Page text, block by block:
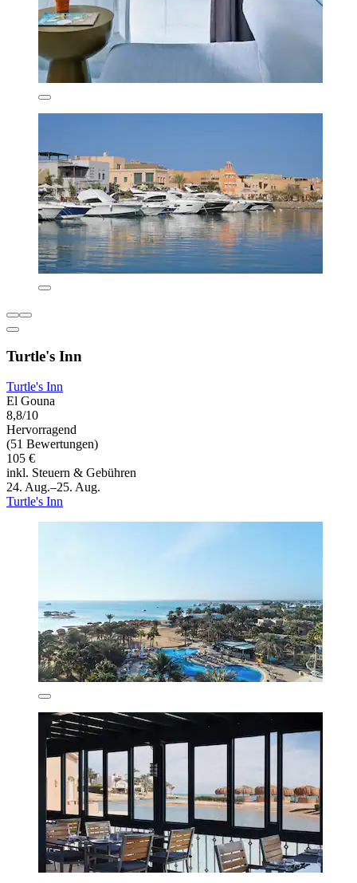
Turtle's Inn
Turtle's Inn
El Gouna
8,8/10
Hervorragend
(51 Bewertungen)
105 €
inkl. Steuern & Gebühren
24. Aug.–25. Aug.
Turtle's Inn